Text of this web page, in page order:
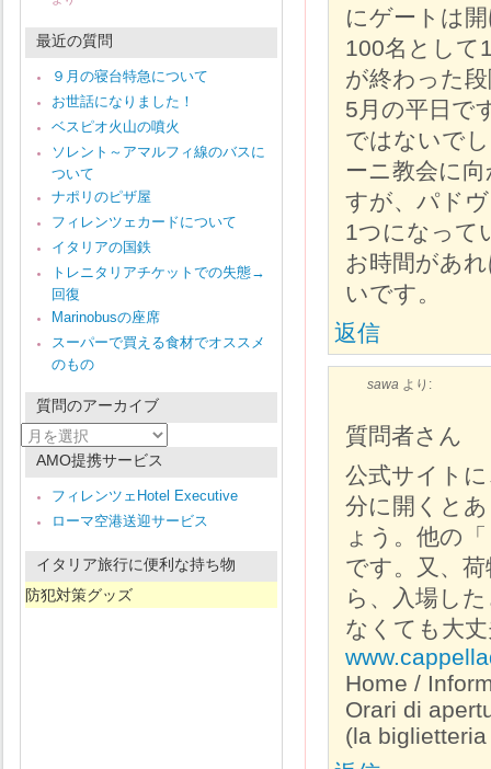
にゲートは
100名として
が終わった
5月の平日で
ではないで
ーニ教会に
すが、パド
1つになって
お時間があ
いです。
返信
sawa より:
質問者さん
公式サイト
分に開くと
ょう。他の
です。又、
ら、入場し
なくても大
Home /
Orari di
(la
最近の質問
９月の寝台特急について
お世話になりました！
ベスピオ火山の噴火
ソレント～アマルフィ線のバスに
ついて
ナポリのピザ屋
フィレンツェカードについて
イタリアの国鉄
トレニタリアチケットでの失態→
回復
Marinobusの座席
スーパーで買える食材でオススメ
のもの
質問のアーカイブ
質
問
AMO提携サービス
フィレンツェHotel Executive
ローマ空港送迎サービス
イタリア旅行に便利な持ち物
防犯対策グッズ